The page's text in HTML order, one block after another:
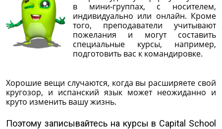
в мини-группах, с носителем,
индивидуально или онлайн. Кроме
того, преподаватели учитывают
пожелания и могут составить
специальные курсы, например,
подготовить вас к командировке.
Хорошие вещи случаются, когда вы расширяете свой
кругозор, и испанский язык может неожиданно и
круто изменить вашу жизнь.
Поэтому записывайтесь на курсы в Capital School